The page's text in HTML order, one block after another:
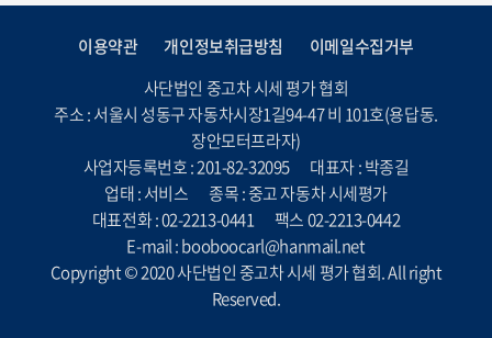
이용약관 개인정보취급방침
이메일수집거부
사단법인 중고차 시세 평가 협회
주소 : 서울시 성동구 자동차시장1길94-47 비 101호(용답동.
장안모터프라자)
사업자등록번호 : 201-82-32095
대표자 : 박종길
업태 : 서비스
종목 : 중고 자동차 시세평가
대표전화 : 02-2213-0441
팩스 02-2213-0442
E-mail : booboocarl@hanmail.net
Copyright © 2020 사단법인 중고차 시세 평가 협회. All right
Reserved.